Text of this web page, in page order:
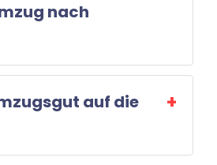
nach
auf die